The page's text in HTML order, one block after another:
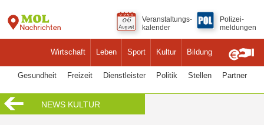
Wirtschaft Leben Sport Kultur Bildung
Veranstaltungs-
kalender
Polizei-
meldungen
Gesundheit Freizeit Dienstleister Politik Stellen Partner
NEWS KULTUR